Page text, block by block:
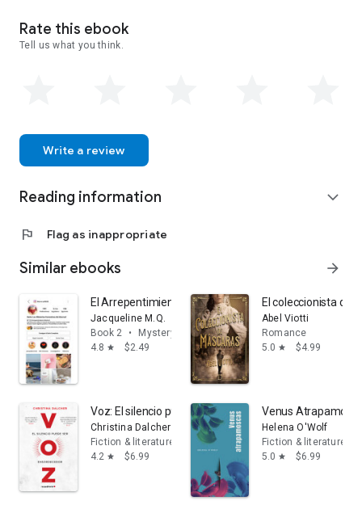
Rate this ebook
Tell us what you think.
Write a review
Reading information expand_more
flag Flag as inappropriate
Similar ebooks arrow_forward
El Arrepentimiento Musical: Un Misterio Familiar con
Jacqueline M.Q.
Book 2
•
Mystery & thrillers
4.8 star $2.49
El coleccionista de
Abel Viotti
Romance
5.0 star $4.99
Voz: El silencio puede ser ensordecedor
Christina Dalcher
Fiction & literature
4.2 star $6.99
Venus
Helena O'Wolf
Fiction & literature
5.0 star $6.99